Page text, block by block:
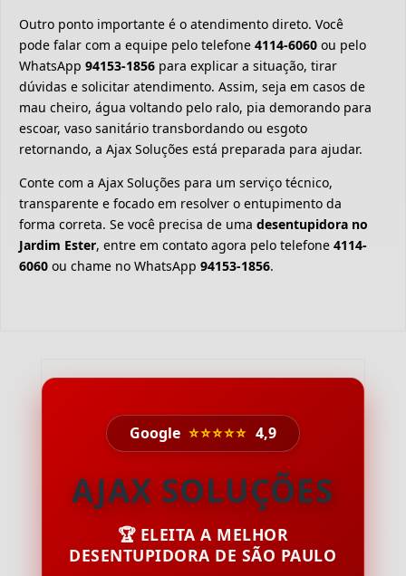
Outro ponto importante é o atendimento direto. Você
pode falar com a equipe pelo telefone 4114-6060 ou pelo
WhatsApp 94153-1856 para explicar a situação, tirar
dúvidas e solicitar atendimento. Assim, seja em casos de
mau cheiro, água voltando pelo ralo, pia demorando para
escoar, vaso sanitário transbordando ou esgoto
retornando, a Ajax Soluções está preparada para ajudar.
Conte com a Ajax Soluções para um serviço técnico,
transparente e focado em resolver o entupimento da
forma correta. Se você precisa de uma desentupidora no
Jardim Ester, entre em contato agora pelo telefone 4114-
6060 ou chame no WhatsApp 94153-1856.
Google ⭐⭐⭐⭐⭐ 4,9
AJAX SOLUÇÕES
🏆 ELEITA A MELHOR
DESENTUPIDORA DE SÃO PAULO